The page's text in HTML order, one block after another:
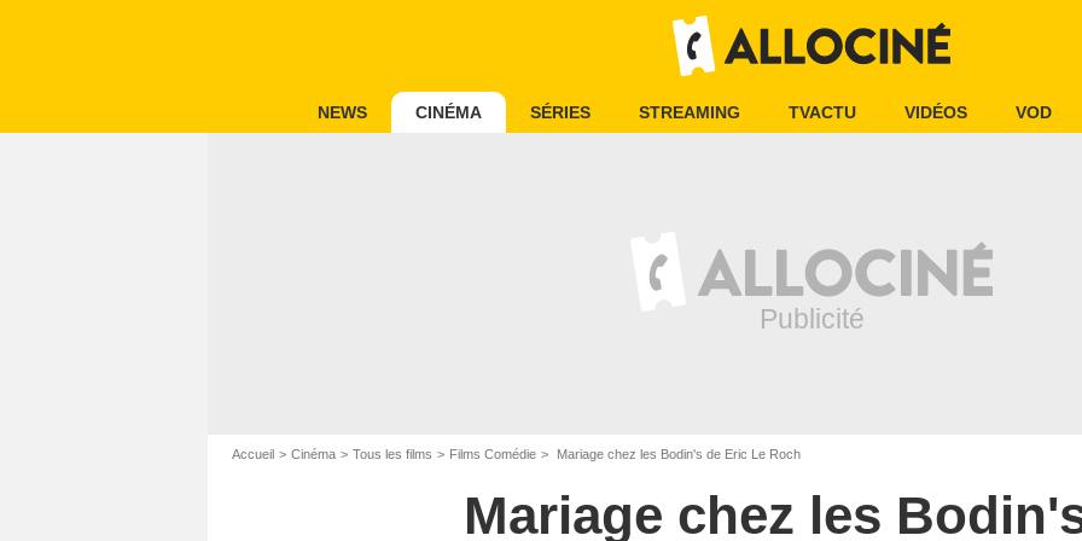
NEWS CINÉMA SÉRIES STREAMING TVACTU VIDÉOS VOD
Accueil Cinéma Tous les films Films Comédie Mariage chez les Bodin's de Eric Le Roch
Mariage chez les